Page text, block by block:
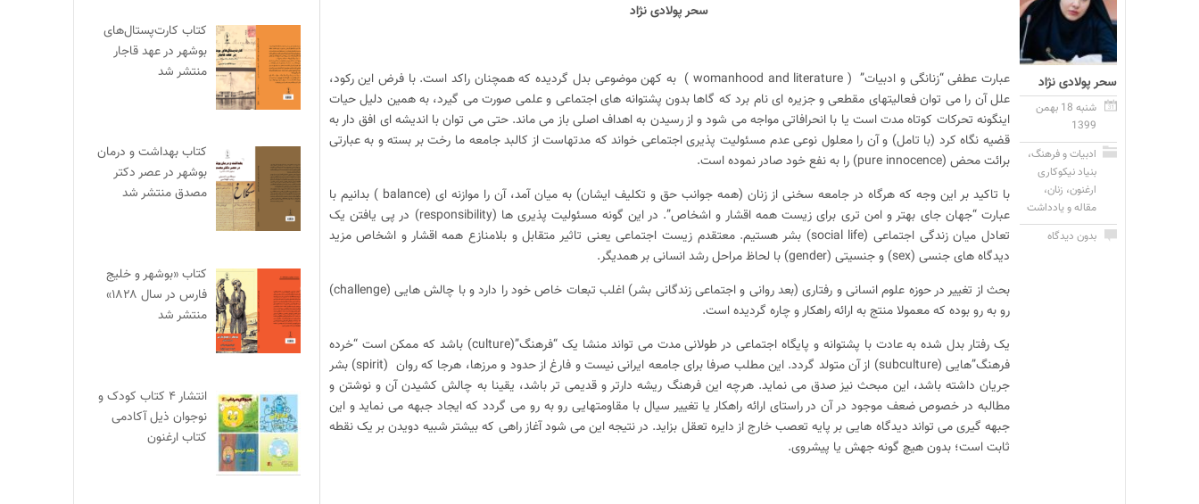
سحر پولادی نژاد
شنبه 18 بهمن
1399
ادبیات و فرهنگ،
بنیاد نیکوکاری
ارغنون، زنان،
مقاله و یادداشت
بدون دیدگاه
سحر پولادی نژاد
عبارت عطفی “زنانگی و ادبیات” ( womanhood and literature ) به کهن موضوعی بدل گردیده که همچنان راکد است. با فرض این رکود،
علل آن را می توان فعالیتهای مقطعی و جزیره ای نام برد که گاها بدون پشتوانه های اجتماعی و علمی صورت می گیرد، به همین دلیل حیات
اینگونه تحرکات کوتاه مدت است یا با انحرافاتی مواجه می شود و از رسیدن به اهداف اصلی باز می ماند. حتی می توان با اندیشه ای افق دار به
قضیه نگاه کرد (با تامل) و آن را معلول نوعی عدم مسئولیت پذیری اجتماعی خواند که مدتهاست از کالبد جامعه ما رخت بر بسته و به عبارتی
برائت محض (pure innocence) را به نفع خود صادر نموده است.
با تاکید بر این وجه که هرگاه در جامعه سخنی از زنان (همه جوانب حق و تکلیف ایشان) به میان آمد، آن را موازنه ای (balance ) بدانیم با
عبارت “جهان جای بهتر و امن تری برای زیست همه اقشار و اشخاص”. در این گونه مسئولیت پذیری ها (responsibility) در پی یافتن یک
تعادل میان زندگی اجتماعی (social life) بشر هستیم. معتقدم زیست اجتماعی یعنی تاثیر متقابل و بلامنازع همه اقشار و اشخاص مزید
دیدگاه های جنسی (sex) و جنسیتی (gender) با لحاظ مراحل رشد انسانی بر همدیگر.
بحث از تغییر در حوزه علوم انسانی و رفتاری (بعد روانی و اجتماعی زندگانی بشر) اغلب تبعات خاص خود را دارد و با چالش هایی (challenge)
رو به رو بوده که معمولا منتج به ارائه راهکار و چاره گردیده است.
یک رفتار بدل شده به عادت با پشتوانه و پایگاه اجتماعی در طولانی مدت می تواند منشا یک “فرهنگ”(culture) باشد که ممکن است “خرده
فرهنگ”هایی (subculture) از آن متولد گردد. این مطلب صرفا برای جامعه ایرانی نیست و فارغ از حدود و مرزها، هرجا که روان (spirit) بشر
جریان داشته باشد، این مبحث نیز صدق می نماید. هرچه این فرهنگ ریشه دارتر و قدیمی تر باشد، یقینا به چالش کشیدن آن و نوشتن و
مطالبه در خصوص ضعف موجود در آن در راستای ارائه راهکار یا تغییر سیال با مقاومتهایی رو به رو می گردد که ایجاد جبهه می نماید و این
جبهه گیری می تواند دیدگاه هایی بر پایه تعصب خارج از دایره تعقل بزاید. در نتیجه این می شود آغاز راهی که بیشتر شبیه دویدن بر یک نقطه
ثابت است؛ بدون هیچ گونه جهش یا پیشروی.
کتاب کارت‌پستال‌های
بوشهر در عهد قاجار
منتشر شد
کتاب بهداشت و درمان
بوشهر در عصر دکتر
مصدق منتشر شد
کتاب «بوشهر و خلیج
فارس در سال ۱۸۲۸»
منتشر شد
انتشار ۴ کتاب کودک و
نوجوان ذیل آکادمی
کتاب ارغنون